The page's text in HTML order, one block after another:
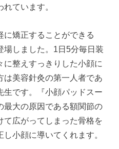
ています。
に矯正することができる
場しました。1日5分毎日装
整えすっきりした小顔に
は美容針灸の第一人者であ
生です。『小顔パッドスー
最大の原因である額関節の
て広がってしまった骨格を
小顔に導いてくれます。